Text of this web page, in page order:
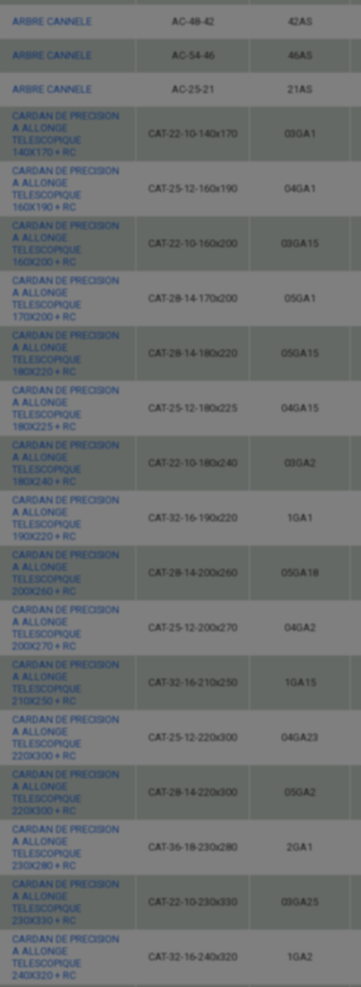
ARBRE CANNELE AC-48-42 42AS
ARBRE CANNELE AC-54-46 46AS
ARBRE CANNELE AC-25-21 21AS
CARDAN DE PRECISION
A ALLONGE
TELESCOPIQUE
140X170 + RC
CAT-22-10-140x170 03GA1
CARDAN DE PRECISION
A ALLONGE
TELESCOPIQUE
160X190 + RC
CAT-25-12-160x190 04GA1
CARDAN DE PRECISION
A ALLONGE
TELESCOPIQUE
160X200 + RC
CAT-22-10-160x200 03GA15
CARDAN DE PRECISION
A ALLONGE
TELESCOPIQUE
170X200 + RC
CAT-28-14-170x200 05GA1
CARDAN DE PRECISION
A ALLONGE
TELESCOPIQUE
180X220 + RC
CAT-28-14-180x220 05GA15
CARDAN DE PRECISION
A ALLONGE
TELESCOPIQUE
180X225 + RC
CAT-25-12-180x225 04GA15
CARDAN DE PRECISION
A ALLONGE
TELESCOPIQUE
180X240 + RC
CAT-22-10-180x240 03GA2
CARDAN DE PRECISION
A ALLONGE
TELESCOPIQUE
190X220 + RC
CAT-32-16-190x220 1GA1
CARDAN DE PRECISION
A ALLONGE
TELESCOPIQUE
200X260 + RC
CAT-28-14-200x260 05GA18
CARDAN DE PRECISION
A ALLONGE
TELESCOPIQUE
200X270 + RC
CAT-25-12-200x270 04GA2
CARDAN DE PRECISION
A ALLONGE
TELESCOPIQUE
210X250 + RC
CAT-32-16-210x250 1GA15
CARDAN DE PRECISION
A ALLONGE
TELESCOPIQUE
220X300 + RC
CAT-25-12-220x300 04GA23
CARDAN DE PRECISION
A ALLONGE
TELESCOPIQUE
220X300 + RC
CAT-28-14-220x300 05GA2
CARDAN DE PRECISION
A ALLONGE
TELESCOPIQUE
230X280 + RC
CAT-36-18-230x280 2GA1
CARDAN DE PRECISION
A ALLONGE
TELESCOPIQUE
230X330 + RC
CAT-22-10-230x330 03GA25
CARDAN DE PRECISION
A ALLONGE
TELESCOPIQUE
240X320 + RC
CAT-32-16-240x320 1GA2